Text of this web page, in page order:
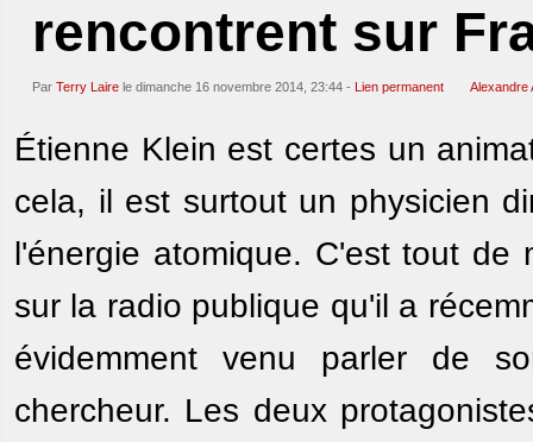
rencontrent sur
Par Terry Laire le dimanche 16 novembre 2014, 23:44 - Lien permanent Alexandre
Étienne Klein est certes un
cela, il est surtout un physicien
l'énergie atomique. C'est tout de
sur la radio publique qu'il a
évidemment venu parler de
chercheur. Les deux